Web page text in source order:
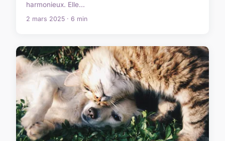
harmonieux. Elle...
2 mars 2025 · 6 min